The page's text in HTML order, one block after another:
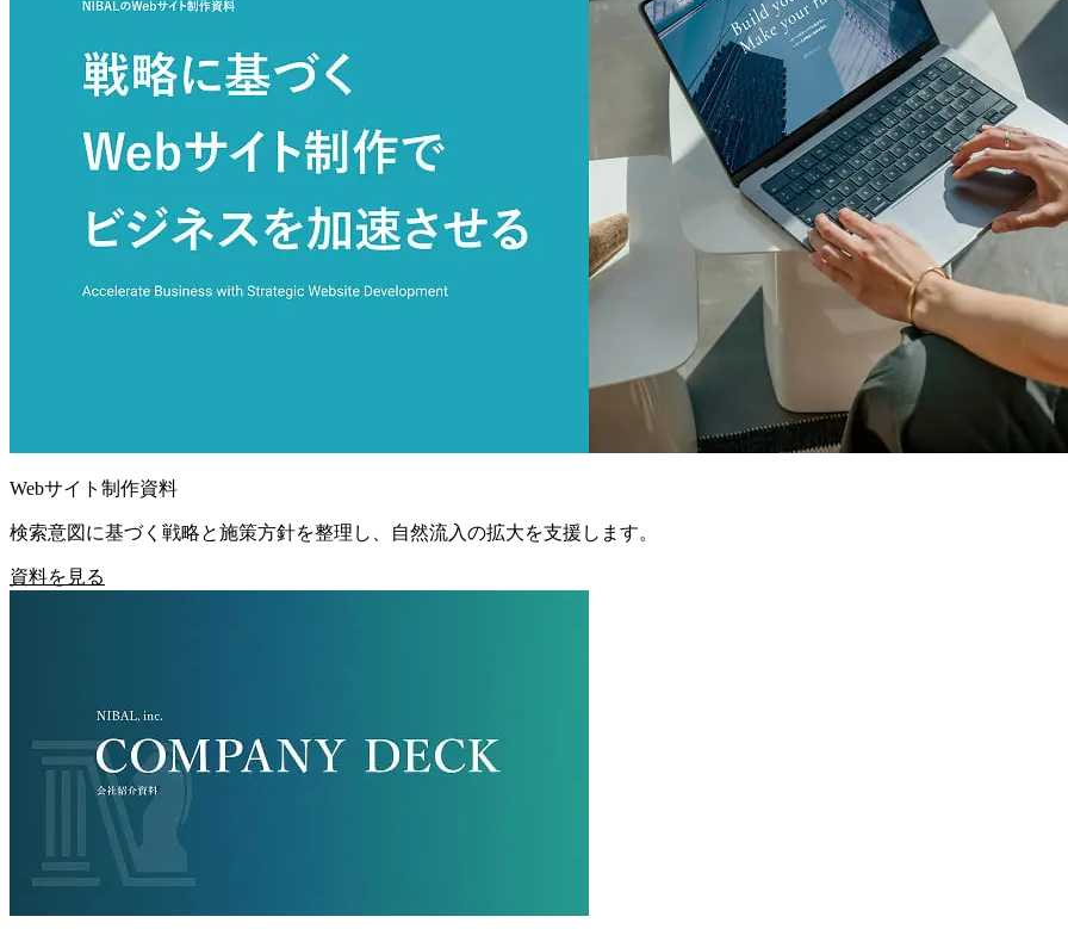
Webサイト制作資料
検索意図に基づく戦略と施策方針を整理し、自然流入の拡大を支援します。
資料を見る